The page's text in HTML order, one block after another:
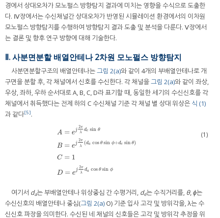
경에서 상대오차가 모노펄스 방향탐지 결과에 미치는 영향을 수식으로 도출한
다. Ⅳ장에서는 수신채널간 상대오차가 반영된 시뮬레이션 환경에서의 이차원
모노펄스 방향탐지를 수행하여 방향탐지 결과 도출 및 분석을 다룬다. Ⅴ장에서
는 결론 및 향후 연구 방향에 대해 기술한다.
Ⅱ. 사분면분할 배열안테나 2차원 모노펄스 방향탐지
사분면분할구조의 배열안테나는그림 2(a)와 같이 4개의 부배열안테나로 개
구면을 분할 후, 각 채널에서 신호를 수신한다. 각 채널을그림 2(a)와 같이 좌상,
우상, 좌하, 우하 순서대로 A, B, C, D라 표기할 때, 동일한 세기의 수신신호를 각
채널에서 취득했다는 전제 하의 C 수신채널 기준 각 채널 별 상대 위상은 식 (1)
과 같다[5].
A = ej
2π
λ
de sin θ
B = ej
2π
λ
(da cos θ sin ϕ+de sin θ)
C = 1
D = ej
2π
λ
da cos θ sin ϕ
(1)
여기서 da는 부배열안테나 위상중심 간 수평거리, de는 수직거리를, θ,ϕ는
수신신호의 배열안테나 중심(그림 2(a) O) 기준 입사 고각 및 방위각을, λ는 수
신신호 파장을 의미한다. 수신된 네 채널의 신호들은 고각 및 방위각 추정을 위